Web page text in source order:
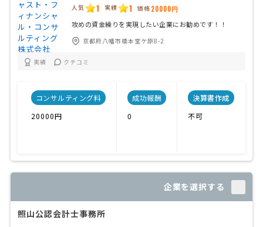
人気 1 実績 1 価格 20000円
攻めの資金繰りを実現したい企業にお勧めです！！
京都府八幡市橋本堂ケ原8-2
実績 クチコミ
コンサルティング料
20000円
成功報酬
0
決算書作成
不可
企業を選択する
照山公認会計士事務所